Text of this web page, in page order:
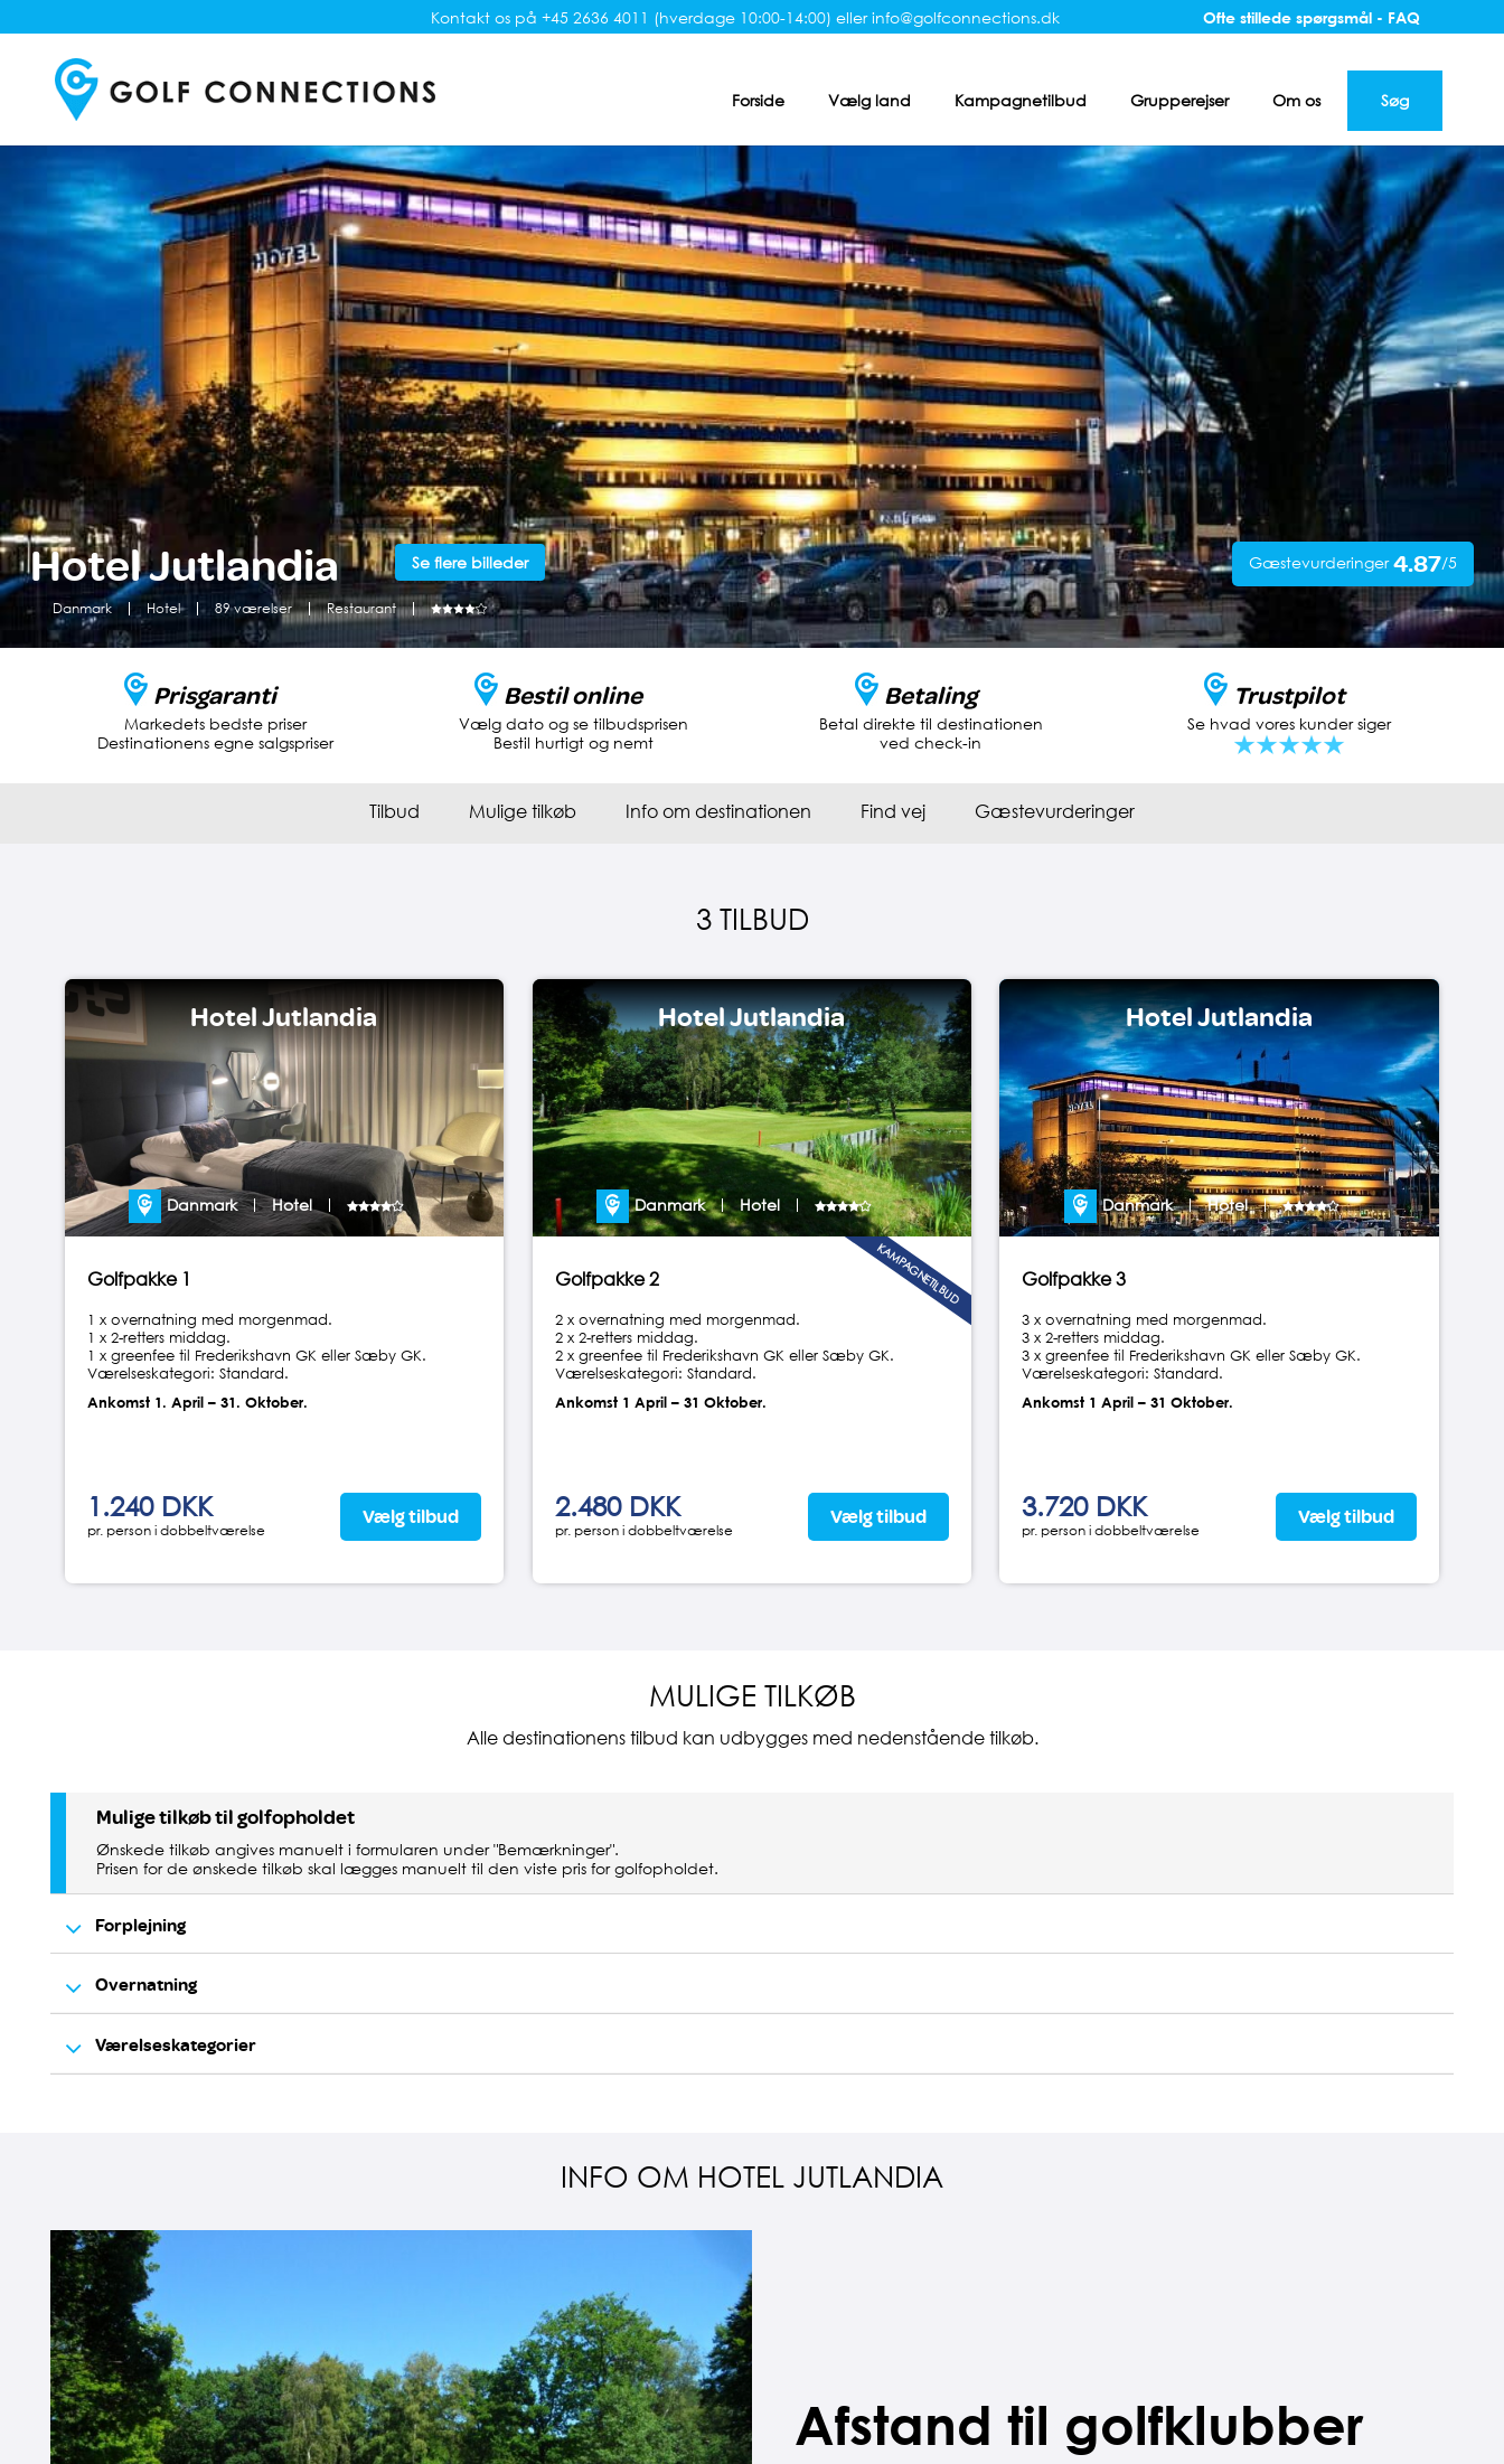
Kontakt os på +45 2636 4011 (hverdage 10:00-14:00) ellerinfo@golfconnections.dk Ofte stillede spørgsmål - FAQ
Forside Vælg land Kampagnetilbud Grupperejser Om os Søg
Bo på Golfbanen / Resort Hoteller
Hotel Jutlandia Se flere billeder
Danmark Hotel 89 værelser Restaurant
Gæstevurderinger4.87/5
Prisgaranti
Markedets bedste priser
Destinationens egne salgspriser
Bestil online
Vælg dato og se tilbudsprisen
Bestil hurtigt og nemt
Betaling
Betal direkte til destinationen
ved check-in
Trustpilot
Se hvad vores kunder siger
Tilbud Mulige tilkøb Info om destinationen Find vej Gæstevurderinger
3 TILBUD
Danmark Hotel
Hotel Jutlandia
Golfpakke 1
1 x overnatning med morgenmad.
1 x 2-retters middag.
1 x greenfee til Frederikshavn GK eller Sæby GK.
Værelseskategori: Standard.
Ankomst 1. April – 31. Oktober.
1.240 DKK
pr. person i dobbeltværelse
Vælg tilbud
Danmark Hotel
Hotel Jutlandia
Golfpakke 2 KAMPAGNETILBUD
2 x overnatning med morgenmad.
2 x 2-retters middag.
2 x greenfee til Frederikshavn GK eller Sæby GK.
Værelseskategori: Standard.
Ankomst 1 April – 31 Oktober.
2.480 DKK
pr. person i dobbeltværelse
Vælg tilbud
Danmark Hotel
Hotel Jutlandia
Golfpakke 3
3 x overnatning med morgenmad.
3 x 2-retters middag.
3 x greenfee til Frederikshavn GK eller Sæby GK.
Værelseskategori: Standard.
Ankomst 1 April – 31 Oktober.
3.720 DKK
pr. person i dobbeltværelse
Vælg tilbud
MULIGE TILKØB
Alle destinationens tilbud kan udbygges med nedenstående tilkøb.
Mulige tilkøb til golfopholdet
Ønskede tilkøb angives manuelt i formularen under "Bemærkninger".
Prisen for de ønskede tilkøb skal lægges manuelt til den viste pris for golfopholdet.
Forplejning
3-retters middag/buffet
Overnatning
1 overnatning m/morgenmad - Standard dobbeltværelse
Værelseskategorier
INFO OM HOTEL JUTLANDIA
Afstand til golfklubber